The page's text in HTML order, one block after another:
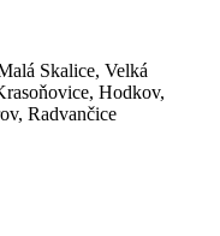
Skalice, Velká
Hodkov,
Radvančice